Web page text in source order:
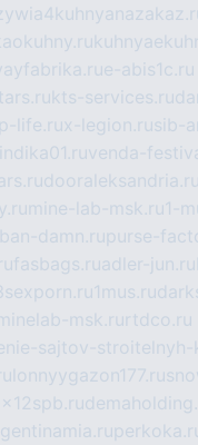
e-abis1c.ru
kts-services.ru
life.rux-legion.rusib-
venda-
dooraleksandria.ru
mine-lab-msk.ru1-
ban-damn.rupurse-
fasbags.ruadler-jun.ru
1mus.ru
minelab-msk.ru rtdco.ru
sajtov-stroitelnyh-
rulonnyygazon177.ru